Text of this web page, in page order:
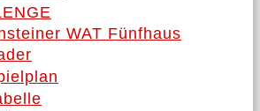
WAT Fünfhaus